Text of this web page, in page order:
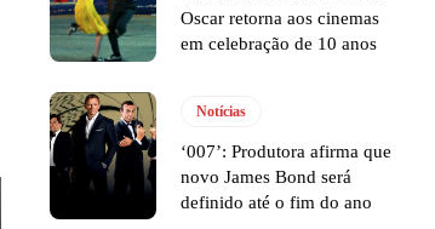
Oscar retorna aos cinemas
em celebração de 10 anos
Notícias
‘007’: Produtora afirma que
novo James Bond será
definido até o fim do ano